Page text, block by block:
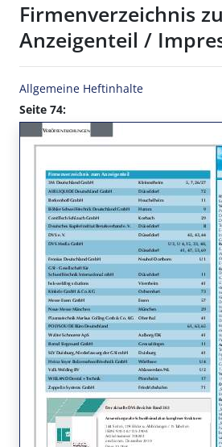
Firmenverzeichnis
Anzeigenteil /
Allgemeine Heftinhalte
Seite 74: